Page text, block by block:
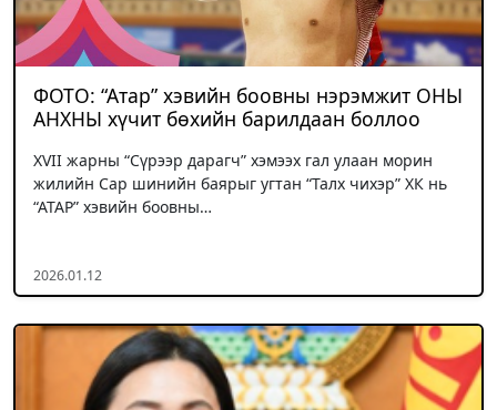
ФОТО: “Атар” хэвийн боовны нэрэмжит ОНЫ
АНХНЫ хүчит бөхийн барилдаан боллоо
XVII жарны “Сүрээр дарагч” хэмээх гал улаан морин
жилийн Сар шинийн баярыг угтан “Талх чихэр” ХК нь
“АТАР” хэвийн боовны…
2026.01.12